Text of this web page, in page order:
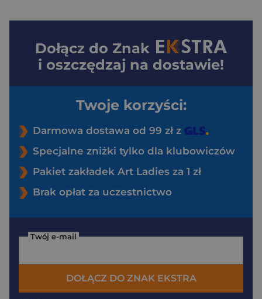
Dołącz do Znak
i oszczędzaj na dostawie!
Twoje korzyści:
Darmowa dostawa od 99 zł z
Specjalne zniżki tylko dla klubowiczów
Pakiet zakładek Art Ladies za 1 zł
Brak opłat za uczestnictwo
Twój e-mail
DOŁĄCZ DO ZNAK EKSTRA